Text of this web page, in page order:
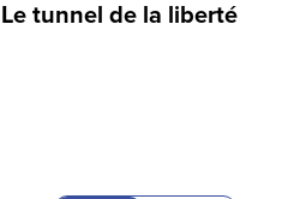
Le tunnel de la liberté